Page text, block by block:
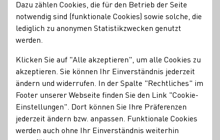
Weingut Karl Wegner
Orange
Mitgliedschaften
FAIR'N GREEN e.V Wine in Moderation (WiM) Forum Pfalz e.V.
Services
Vinothek Online Versand ab Hof
Dazu zählen Cookies, die für den Betrieb der Seite
notwendig sind (funktionale Cookies) sowie solche, die
lediglich zu anonymen Statistikzwecken genutzt
werden.
Klicken Sie auf "Alle akzeptieren", um alle Cookies zu
akzeptieren. Sie können Ihr Einverständnis jederzeit
ändern und widerrufen. In der Spalte "Rechtliches" im
Footer unserer Webseite finden Sie den Link "Cookie-
Einstellungen". Dort können Sie Ihre Präferenzen
jederzeit ändern bzw. anpassen. Funktionale Cookies
werden auch ohne Ihr Einverständnis weiterhin